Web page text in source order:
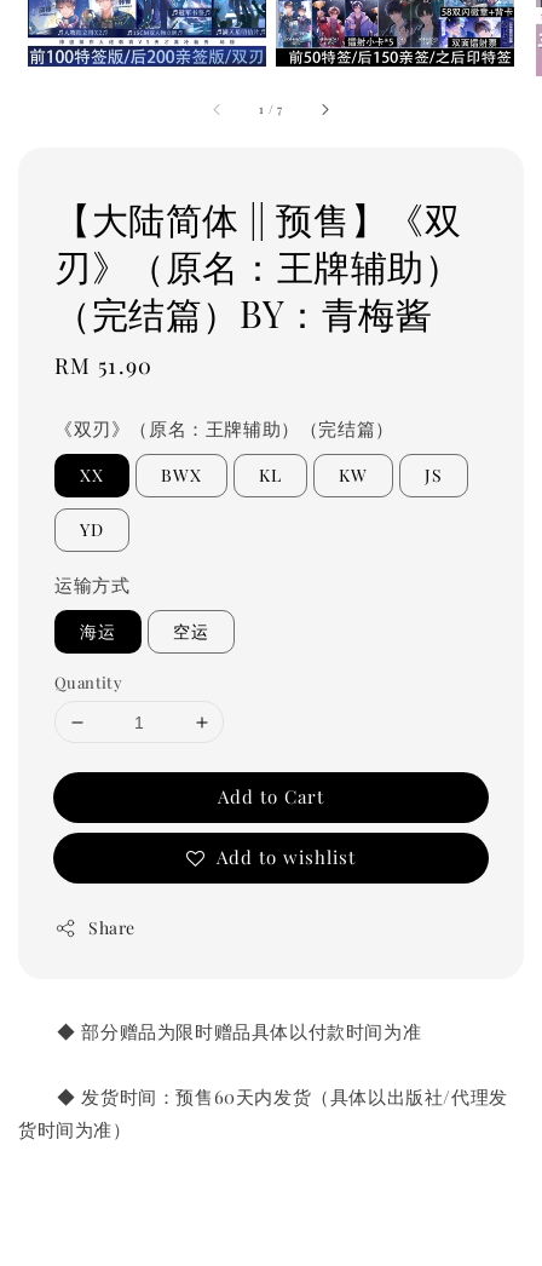
1 /7
【大陆简体 || 预售】《双
刃》（原名：王牌辅助）
（完结篇）BY：青梅酱
Regular
RM 51.90
《双刃》（原名：王牌辅助）（完结篇）
XX BWX KL KW JS
YD
运输方式
海运 空运
Quantity
Add to Cart
Add to wishlist
Share
◆ 部分赠品为限时赠品具体以付款时间为准
◆ 发货时间：预售60天内发货（具体以出版社/代理发
货时间为准）